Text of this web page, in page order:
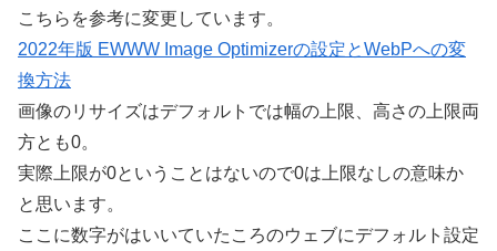
こちらを参考に変更しています。
2022年版 EWWW Image Optimizerの設定とWebPへの変
換方法
画像のリサイズはデフォルトでは幅の上限、高さの上限両
方とも0。
実際上限が0ということはないので0は上限なしの意味か
と思います。
ここに数字がはいいていたころのウェブにデフォルト設定